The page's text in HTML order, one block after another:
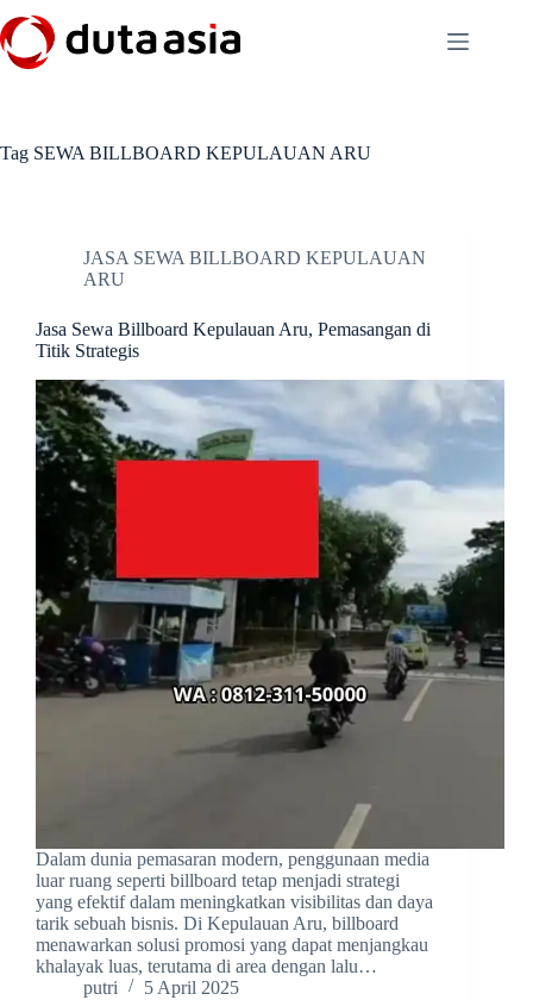
to
content
Tag SEWA BILLBOARD KEPULAUAN ARU
JASA SEWA BILLBOARD KEPULAUAN
ARU
Jasa Sewa Billboard Kepulauan Aru, Pemasangan di
Titik Strategis
Dalam dunia pemasaran modern, penggunaan media
luar ruang seperti billboard tetap menjadi strategi
yang efektif dalam meningkatkan visibilitas dan daya
tarik sebuah bisnis. Di Kepulauan Aru, billboard
menawarkan solusi promosi yang dapat menjangkau
khalayak luas, terutama di area dengan lalu…
putri
5 April 2025